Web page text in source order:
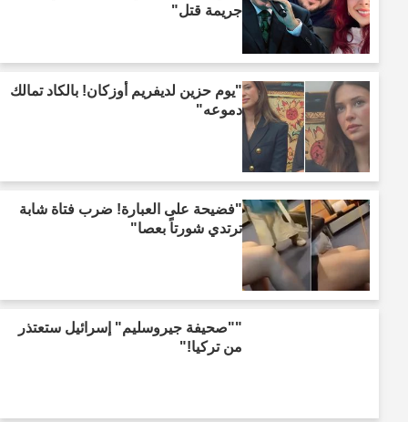
جريمة قتل"
"يوم حزين لديفريم أوزكان! بالكاد تمالك
دموعه"
"فضيحة على العبارة! ضرب فتاة شابة
ترتدي شورتاً بعصا"
""صحيفة جيروسليم" إسرائيل ستعتذر
من تركيا!"